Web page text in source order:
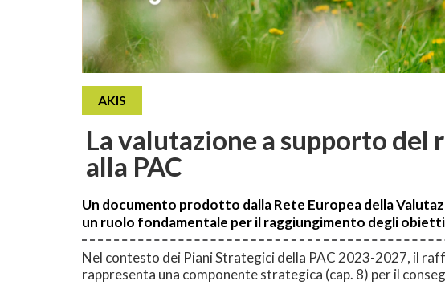
AKIS
La valutazione a supporto
alla PAC
Un documento prodotto dalla Rete Europea della
un ruolo fondamentale per il raggiungimento degli
Nel contesto dei Piani Strategici della PAC 2023-2027, il
rappresenta una componente strategica (cap. 8) per il